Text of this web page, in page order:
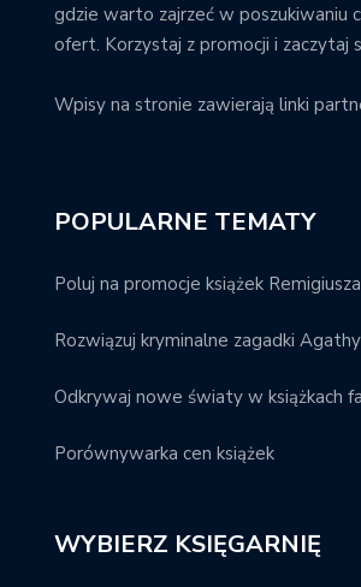
gdzie warto zajrzeć w poszukiwaniu
ofert. Korzystaj z promocji i zaczytaj
Wpisy na stronie zawierają linki
POPULARNE TEMATY
Poluj na promocje książek
Rozwiązuj kryminalne zagadki
Odkrywaj nowe światy w książkach
Porównywarka cen książek
WYBIERZ KSIĘGARNIĘ